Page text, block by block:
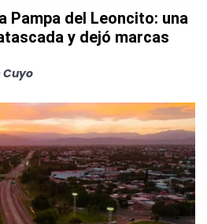
Pampa del Leoncito: una
y dejó marcas
Cuyo